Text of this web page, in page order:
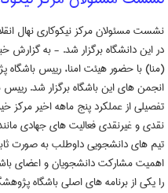
نشست مسئولان مرکز نیکوکاری نهال
در این دانشگاه برگزار شد. - به گزارش
(منا) با حضور هیئت امنا، رییس
انجمن های این باشگاه برگزار شد.
تفصیلی از عملکرد پنج ماهه اخیر
نقدی و غیرنقدی فعالیت های جهادی
تیم های دانشجویی داوطلب به صورت
اهمیت مشارکت دانشجویان و اعضای
را یکی از برنامه های اصلی باشگاه